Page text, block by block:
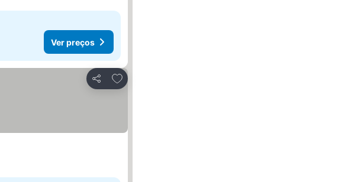
Ver preços
Partilhar
Adicionar aos favoritos